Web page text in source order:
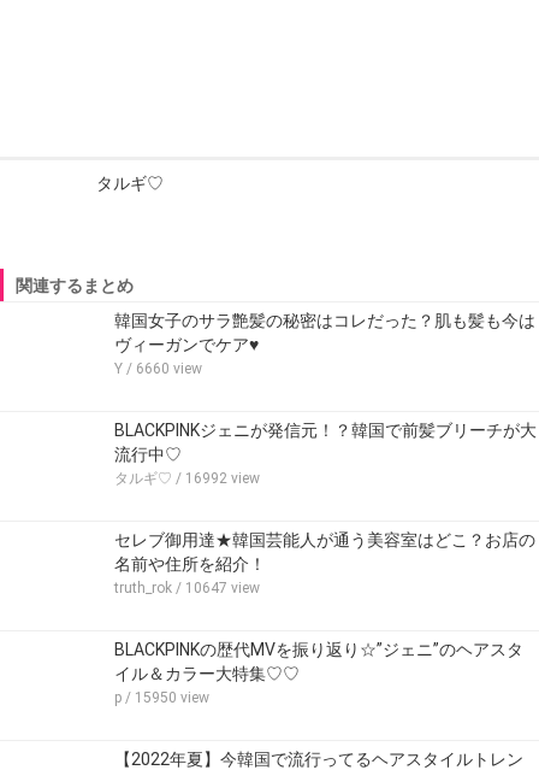
タルギ♡
関連するまとめ
韓国女子のサラ艶髪の秘密はコレだった？肌も髪も今は
ヴィーガンでケア♥
Y / 6660 view
BLACKPINKジェニが発信元！？韓国で前髪ブリーチが大
流行中♡
タルギ♡ / 16992 view
セレブ御用達★韓国芸能人が通う美容室はどこ？お店の
名前や住所を紹介！
truth_rok / 10647 view
BLACKPINKの歴代MVを振り返り☆”ジェニ”のヘアスタ
イル＆カラー大特集♡♡
p / 15950 view
【2022年夏】今韓国で流行ってるヘアスタイルトレン